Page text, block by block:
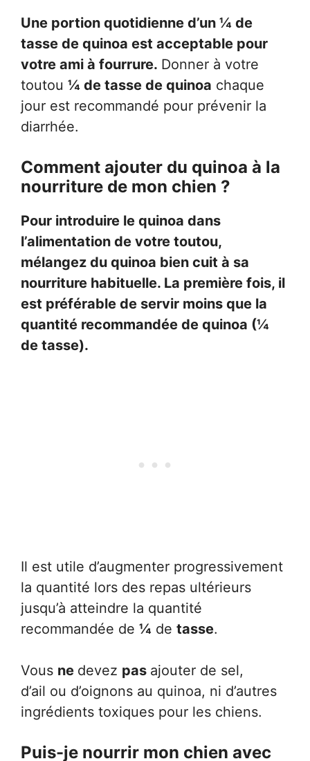
Une portion quotidienne d’un ¼ de
tasse de quinoa est acceptable pour
votre ami à fourrure. Donner à votre
toutou ¼ de tasse de quinoa chaque
jour est recommandé pour prévenir la
diarrhée.
Comment ajouter du quinoa à la
nourriture de mon chien ?
Pour introduire le quinoa dans
l’alimentation de votre toutou,
mélangez du quinoa bien cuit à sa
nourriture habituelle. La première fois, il
est préférable de servir moins que la
quantité recommandée de quinoa (¼
de tasse).
Il est utile d’augmenter progressivement
la quantité lors des repas ultérieurs
jusqu’à atteindre la quantité
recommandée de ¼ de tasse.
Vous ne devez pas ajouter de sel,
d’ail ou d’oignons au quinoa, ni d’autres
ingrédients toxiques pour les chiens.
Puis-je nourrir mon chien avec